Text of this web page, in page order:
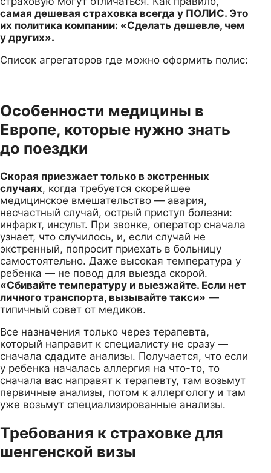
самая дешевая страховка всегда у ПОЛИС. Это
их политика компании: «Сделать дешевле, чем
у других».
Список агрегаторов где можно оформить полис:
Особенности медицины в
Европе, которые нужно знать
до поездки
Скорая приезжает только в экстренных
случаях, когда требуется скорейшее
медицинское вмешательство — авария,
несчастный случай, острый приступ болезни:
инфаркт, инсульт. При звонке, оператор сначала
узнает, что случилось, и, если случай не
экстренный, попросит приехать в больницу
самостоятельно. Даже высокая температура у
ребенка — не повод для выезда скорой.
«Сбивайте температуру и выезжайте. Если нет
личного транспорта, вызывайте такси» —
типичный совет от медиков.
Все назначения только через терапевта,
который направит к специалисту не сразу —
сначала сдадите анализы. Получается, что если
у ребенка началась аллергия на что-то, то
сначала вас направят к терапевту, там возьмут
первичные анализы, потом к аллергологу и там
уже возьмут специализированные анализы.
Требования к страховке для
шенгенской визы